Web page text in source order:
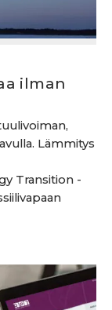
ilman
Lämmitys
Transition -